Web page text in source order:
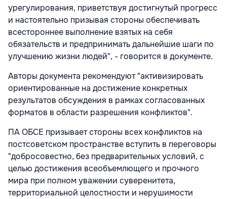
урегулирования, приветствуя достигнутый прогресс
и настоятельно призывая стороны обеспечивать
всестороннее выполнение взятых на себя
обязательств и предпринимать дальнейшие шаги по
улучшению жизни людей", - говорится в документе.
Авторы документа рекомендуют "активизировать
ориентированные на достижение конкретных
результатов обсуждения в рамках согласованных
форматов в области разрешения конфликтов".
ПА ОБСЕ призывает стороны всех конфликтов на
постсоветском пространстве вступить в переговоры
"добросовестно, без предварительных условий, с
целью достижения всеобъемлющего и прочного
мира при полном уважении суверенитета,
территориальной целостности и нерушимости